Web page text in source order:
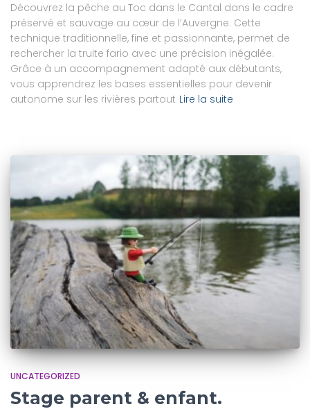
Découvrez la pêche au Toc dans le Cantal dans le cadre
préservé et sauvage au cœur de l’Auvergne. Cette
technique traditionnelle, fine et passionnante, permet de
rechercher la truite fario avec une précision inégalée.
Grâce à un accompagnement adapté aux débutants,
vous apprendrez les bases essentielles pour devenir
autonome sur les rivières partout Lire la suite
UNCATEGORIZED
Stage parent & enfant.